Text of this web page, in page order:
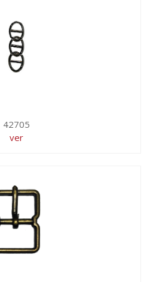
42705
ver